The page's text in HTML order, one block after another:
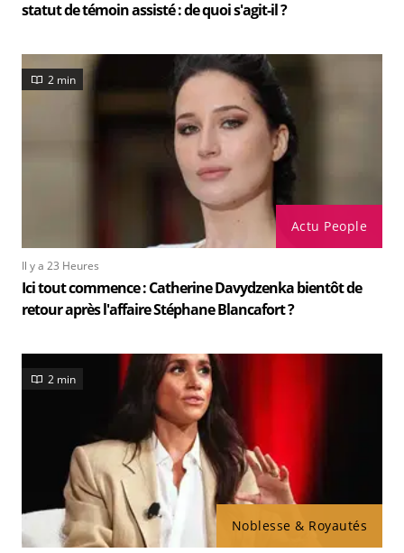
statut de témoin assisté : de quoi s'agit-il ?
Actu People
2 min
Il y a 23 Heures
Ici tout commence : Catherine Davydzenka bientôt de
retour après l'affaire Stéphane Blancafort ?
Noblesse & Royautés
2 min